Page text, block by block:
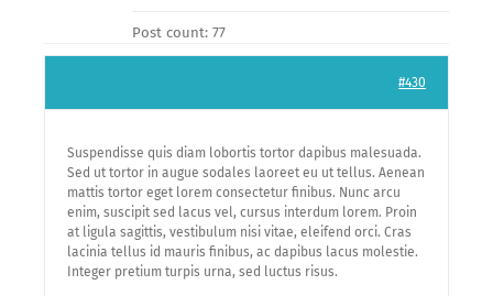
Post count: 77
#430
Suspendisse quis diam lobortis tortor dapibus malesuada.
Sed ut tortor in augue sodales laoreet eu ut tellus. Aenean
mattis tortor eget lorem consectetur finibus. Nunc arcu
enim, suscipit sed lacus vel, cursus interdum lorem. Proin
at ligula sagittis, vestibulum nisi vitae, eleifend orci. Cras
lacinia tellus id mauris finibus, ac dapibus lacus molestie.
Integer pretium turpis urna, sed luctus risus.